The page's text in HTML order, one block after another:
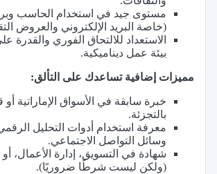
(خاصة البريد الإلكتروني والعروض
الاستعداد للالتحاق الفوري والقدرة
بيئة عمل ديناميكية.
مميزات إضافية تساعدك على التألق:
خبرة سابقة في الأسواق الإماراتية أو
بالتجزئة.
معرفة استخدام أدوات التحليل
وسائل التواصل الاجتماعي.
شهادة في التسويق، إدارة الأعمال،
(ولكن ليست شرطًا ضروريًا).